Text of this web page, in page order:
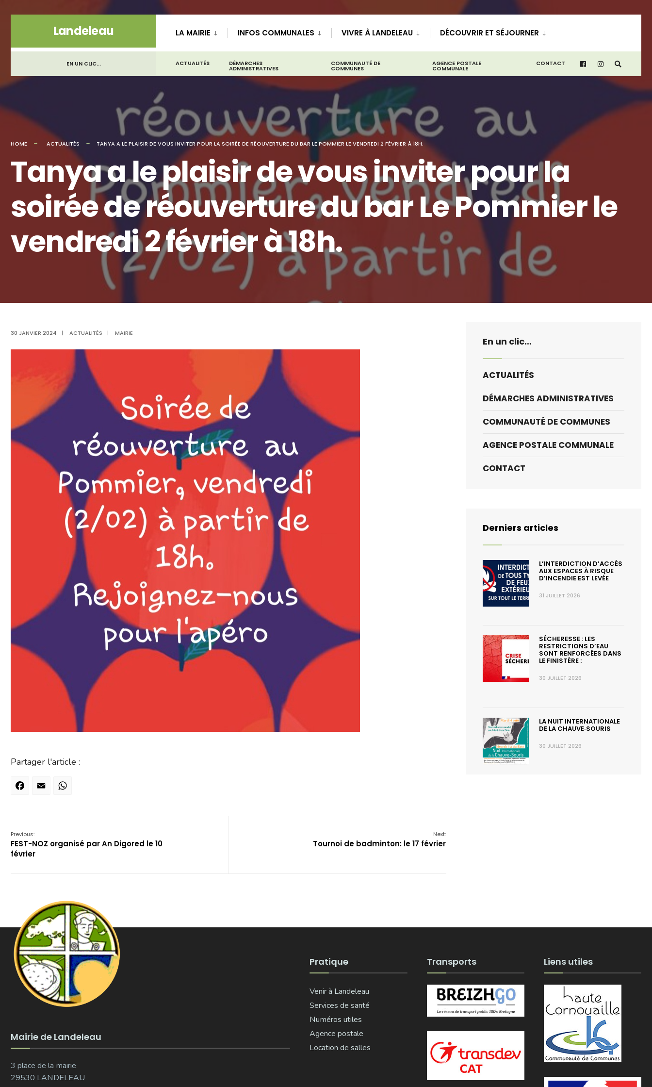
content
Landeleau LA MAIRIE INFOS COMMUNALES VIVRE À LANDELEAU DÉCOUVRIR ET SÉJOURNER
EN UN CLIC... ACTUALITÉS DÉMARCHES
ADMINISTRATIVES
COMMUNAUTÉ DE
COMMUNES
AGENCE POSTALE
COMMUNALE
CONTACT
HOME ACTUALITÉS TANYA A LE PLAISIR DE VOUS INVITER POUR LA SOIRÉE DE RÉOUVERTURE DU BAR LE POMMIER LE VENDREDI 2 FÉVRIER À 18H.
Tanya a le plaisir de vous inviter pour la
soirée de réouverture du bar Le Pommier le
vendredi 2 février à 18h.
30 JANVIER 2024 | ACTUALITÉS | MAIRIE
Partager l'article :
Facebook
Email
Previous:
FEST-NOZ organisé par An Digored le 10
février
Next:
Tournoi de badminton: le 17 février
En un clic…
ACTUALITÉS
DÉMARCHES ADMINISTRATIVES
COMMUNAUTÉ DE COMMUNES
AGENCE POSTALE COMMUNALE
CONTACT
Derniers articles
L’INTERDICTION D’ACCÈS
AUX ESPACES À RISQUE
D’INCENDIE EST LEVÉE
31 JUILLET 2026
SÉCHERESSE : LES
RESTRICTIONS D’EAU
SONT RENFORCÉES DANS
LE FINISTÈRE :
30 JUILLET 2026
LA NUIT INTERNATIONALE
DE LA CHAUVE‑SOURIS
30 JUILLET 2026
Mairie de Landeleau
3 place de la mairie
29530 LANDELEAU
Pratique
Venir à Landeleau
Services de santé
Numéros utiles
Agence postale
Location de salles
Transports Liens utiles